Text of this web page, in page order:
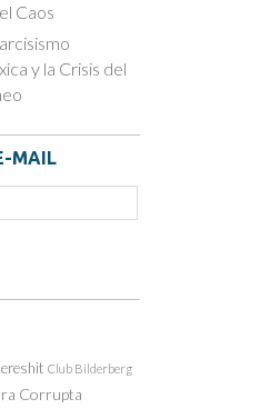
Caos
y la Crisis del
MAIL
Club Bilderberg
Corrupta